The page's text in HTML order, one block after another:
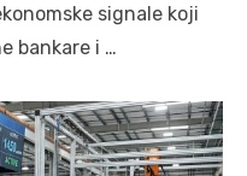
signale koji
bankare i …